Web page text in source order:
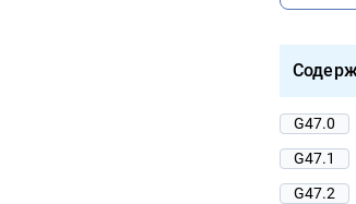
G47.0
G47.1
G47.2